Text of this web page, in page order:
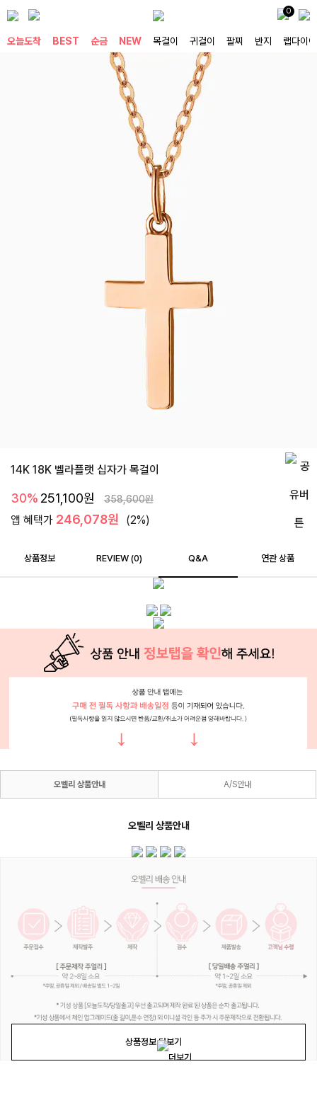
0
오늘도착 BEST 순금 NEW 목걸이 귀걸이 팔찌 반지 랩다이아
14K 18K 벨라플랫 십자가 목걸이
30% 251,100원 358,600원
앱 혜택가 246,078원 (2%)
상품정보 REVIEW (0) Q&A 연관 상품
상품정보 더보기
오벨리 상품안내 A/S안내
오벨리 상품안내